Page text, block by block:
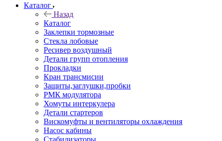
Каталог
Назад
Каталог
Заклепки тормозные
Стекла лобовые
Ресивер воздушный
Детали групп отопления
Прокладки
Кран трансмисии
Защиты,заглушки,пробки
РМК модулятора
Хомуты интеркулера
Детали стартеров
Вискомуфты и вентиляторы охлаждения
Насос кабины
Стабилизаторы